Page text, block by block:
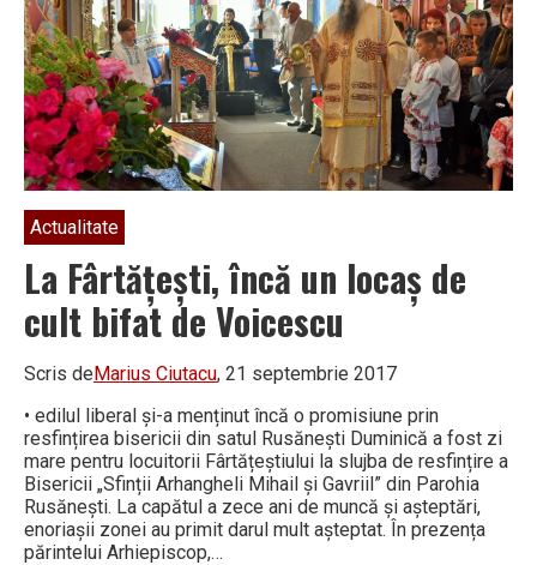
Actualitate
La Fârtățești, încă un locaș de
cult bifat de Voicescu
Scris deMarius Ciutacu, 21 septembrie 2017
• edilul liberal și-a menținut încă o promisiune prin
resfințirea bisericii din satul Rusănești Duminică a fost zi
mare pentru locuitorii Fârtățeștiului la slujba de resfințire a
Bisericii „Sfinții Arhangheli Mihail și Gavriil” din Parohia
Rusănești. La capătul a zece ani de muncă și așteptări,
enoriașii zonei au primit darul mult așteptat. În prezența
părintelui Arhiepiscop,…